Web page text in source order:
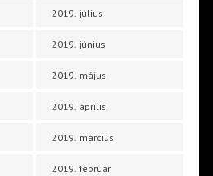
2019. július
2019. június
2019. május
2019. április
2019. március
2019. február